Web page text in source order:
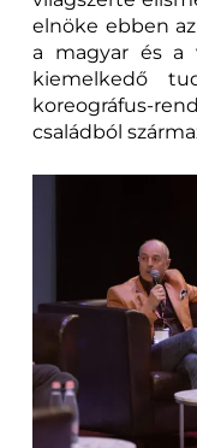
elnöke ebben
a magyar és a
kiemelkedő
koreográfus-
családból